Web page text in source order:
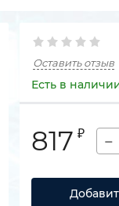
Оставить отзыв
Есть в
817 ₽ −